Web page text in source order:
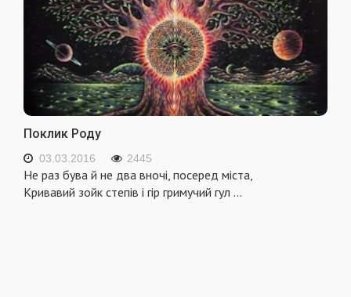
Поклик Роду
03.03.2016 2445
Не раз бува й не два вночі, посеред міста,
Кривавий зойк степів і гір гримучий гул ...